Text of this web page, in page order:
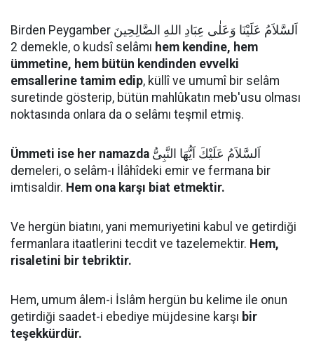
Birden Peygamber اَلسَّلاَمُ عَلَيْنَا وَعَلٰى عِبَادِ اللهِ الصَّالِحِينَ
2 demekle, o kudsî selâmı hem kendine, hem
ümmetine, hem bütün kendinden evvelki
emsallerine tamim edip, küllî ve umumî bir selâm
suretinde gösterip, bütün mahlûkatın meb'usu olması
noktasında onlara da o selâmı teşmil etmiş.
Ümmeti ise her namazda
demeleri, o selâm-ı İlâhîdeki emir ve fermana bir
imtisaldir. Hem ona karşı biat etmektir.
Ve hergün biatını, yani memuriyetini kabul ve getirdiği
fermanlara itaatlerini tecdit ve tazelemektir. Hem,
risaletini bir tebriktir.
Hem, umum âlem-i İslâm hergün bu kelime ile onun
getirdiği saadet-i ebediye müjdesine karşı bir
teşekkürdür.